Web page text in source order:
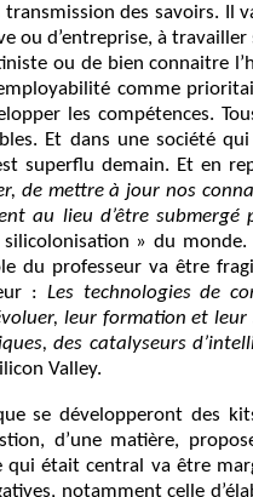
des savoirs. Il
ou d’entreprise, à
ou de bien connaitre
comme
les compétences.
Et dans une société
superflu demain. Et en
de mettre à jour nos
au lieu d’être submergé
» du
du professeur va être
: Les technologies de
leur formation et
des catalyseurs
Valley.
se développeront des
d’une matière,
qui était central va être
notamment celle